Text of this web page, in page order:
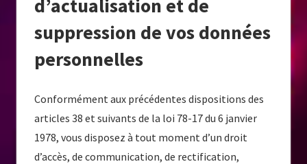
d’actualisation et de
suppression de vos données
personnelles
Conformément aux précédentes dispositions des
articles 38 et suivants de la loi 78-17 du 6 janvier
1978, vous disposez à tout moment d’un droit
d’accès, de communication, de rectification,